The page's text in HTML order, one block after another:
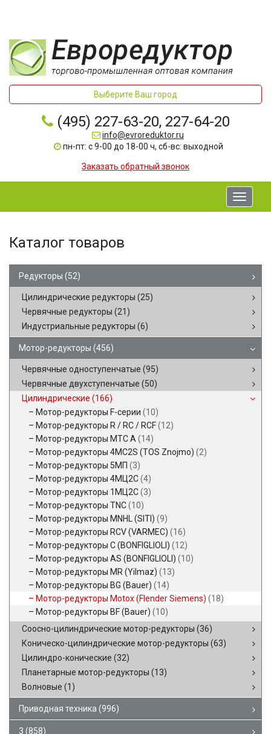
Выберите Ваш город
(495) 227-63-20, 227-64-20
info@evroreduktor.ru
пн-пт: с 9-00 до 18-00 ч, сб-вс: выходной
Заказать обратный звонок
Toggle
Каталог товаров
Редукторы (52)
Цилиндрические редукторы (25)
Червячные редукторы (21)
Индустриальные редукторы (6)
Мотор-редукторы (456)
Червячные одноступенчатые (95)
Червячные двухступенчатые (50)
Цилиндрические (166)
Мотор-редукторы F-серии (10)
Мотор-редукторы R / RC / RCF(12)
Мотор-редукторы MTC A (14)
Мотор-редукторы 4MC2S (TOS Znojmo) (2)
Мотор-редукторы 5МП (3)
Мотор-редукторы 4МЦ2С(4)
Мотор-редукторы 1МЦ2С(3)
Мотор-редукторы TNC(10)
Мотор-редукторы MNHL (SITI) (9)
Мотор-редукторы RCV (VARMEC) (16)
Мотор-редукторы C (BONFIGLIOLI) (12)
Мотор-редукторы AS (BONFIGLIOLI) (10)
Мотор-редукторы MR (Yilmaz) (13)
Мотор-редукторы BG (Bauer) (14)
Мотор-редукторы Motox (Flender Siemens) (18)
Мотор-редукторы BF (Bauer) (10)
Соосно-цилиндрические мотор-редукторы (36)
Коническо-цилиндрические мотор-редукторы (63)
Цилиндро-конические (32)
Планетарные мотор-редукторы (13)
Волновые (1)
Приводная техника (996)
3 (858)